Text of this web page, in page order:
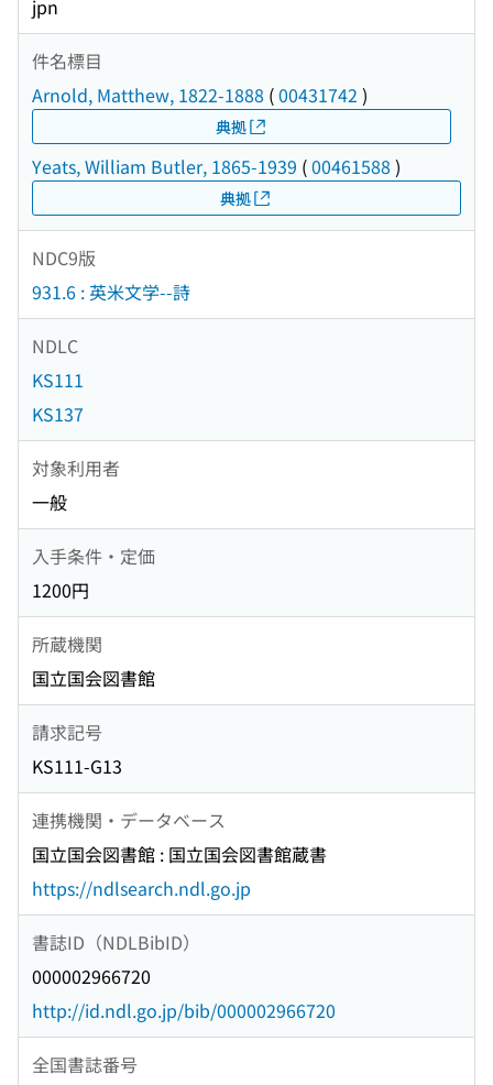
jpn
件名標目
Arnold, Matthew, 1822-1888 (00431742 )
典拠
Yeats, William Butler, 1865-1939 (00461588 )
典拠
NDC9版
931.6 : 英米文学--詩
NDLC
KS111
KS137
対象利用者
一般
入手条件・定価
1200円
所蔵機関
国立国会図書館
請求記号
KS111-G13
連携機関・データベース
国立国会図書館 : 国立国会図書館蔵書
https://ndlsearch.ndl.go.jp
書誌ID（NDLBibID）
000002966720
http://id.ndl.go.jp/bib/000002966720
全国書誌番号